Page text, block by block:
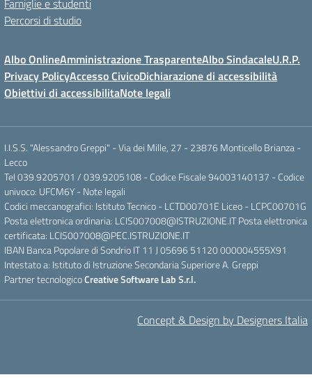
Famiglie e studenti
Percorsi di studio
Albo OnlineAmministrazione TrasparenteAlbo SindacaleU.R.P.
Privacy PolicyAccesso CivicoDichiarazione di accessibilità
Obiettivi di accessibilitaNote legali
I.I.S.S. "Alessandro Greppi" - Via dei Mille, 27 - 23876 Monticello Brianza -
Lecco
Tel 039.9205701 / 039.9205108 - Codice Fiscale 94003140137 - Codice
univoco: UFCM6Y - Note legali
Codici meccanografici: Istituto Tecnico - LCTD00701E Liceo - LCPC00701G
Posta elettronica ordinaria: LCIS007008@ISTRUZIONE.IT Posta elettronica
certificata: LCIS007008@PEC.ISTRUZIONE.IT
IBAN Banca Popolare di Sondrio IT 11 J 05696 51120 000004555X91
Intestato a: Istituto di Istruzione Secondaria Superiore A. Greppi
Partner tecnologicoCreative Software Lab S.r.l.
Concept & Design by Designers Italia